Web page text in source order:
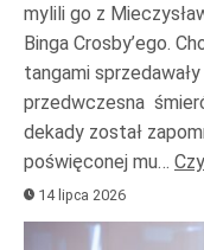
mylili go z
Binga Crosby’ego.
tangami
przedwczesna
dekady został
poświęconej mu…
14 lipca 2026
Odtwarzacz